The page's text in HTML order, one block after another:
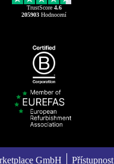
TrustScore 4.6
205903 Hodnocení
GmbH Přístupnost